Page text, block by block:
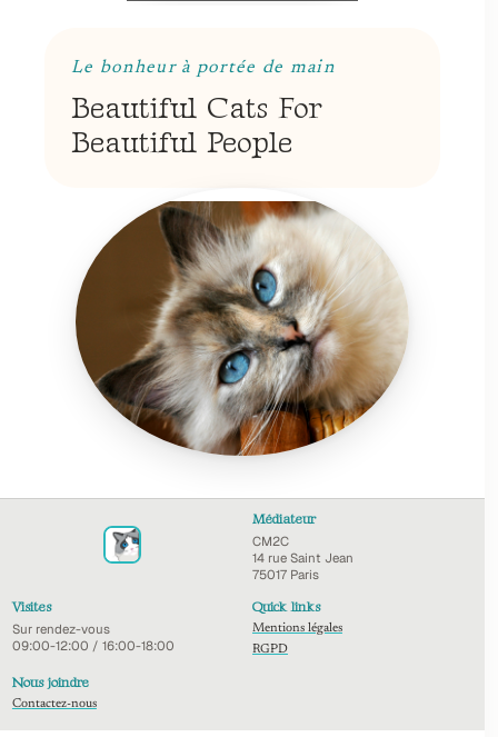
Le bonheur à portée de main
Beautiful Cats For
Beautiful People
Médiateur
CM2C
14 rue Saint Jean
75017 Paris
Visites
Sur rendez-vous
09:00-12:00 / 16:00-18:00
Quick links
Mentions légales
RGPD
Nous joindre
Contactez-nous